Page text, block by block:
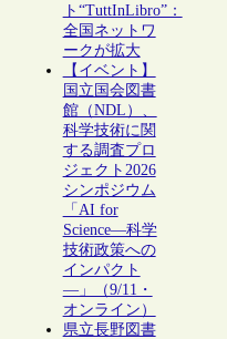
ト“TuttInLibro”：
全国ネットワ
ークが拡大
【イベント】
国立国会図書
館（NDL）、
科学技術に関
する調査プロ
ジェクト2026
シンポジウム
「AI for
Science―科学
技術政策への
インパクト
―」（9/11・
オンライン）
県立長野図書